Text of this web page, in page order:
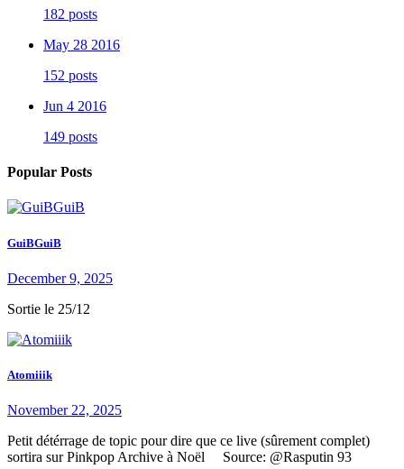
182 posts
May 28 2016
152 posts
Jun 4 2016
149 posts
Popular Posts
GuiBGuiB
December 9, 2025
Sortie le 25/12
Atomiiik
November 22, 2025
Petit détérrage de topic pour dire que ce live (sûrement complet)
sortira sur Pinkpop Archive à Noël Source: @Rasputin 93